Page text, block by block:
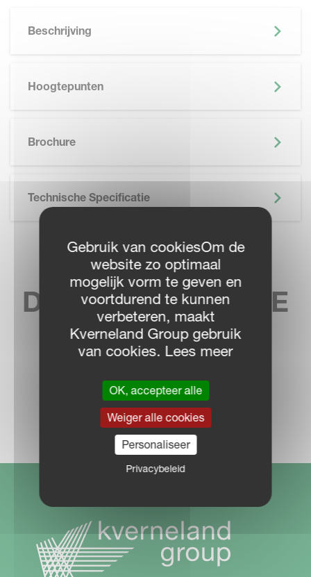
Beschrijving
Hoogtepunten
Brochure
Technische Specificatie
VIND UW
DICHTSTBIJZIJNDE
DEALER
DEALER LOCATOR
Gebruik van cookiesOm de
website zo optimaal
mogelijk vorm te geven en
voortdurend te kunnen
verbeteren, maakt
Kverneland Group gebruik
van cookies. Lees meer
OK, accepteer alle
Weiger alle cookies
Personaliseer
Privacybeleid